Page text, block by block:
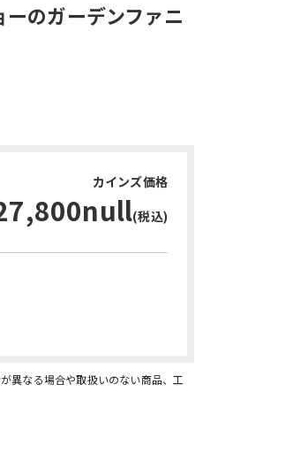
のガーデンファニ
カインズ価格
(税込)
異なる場合や取扱いのない商品、工